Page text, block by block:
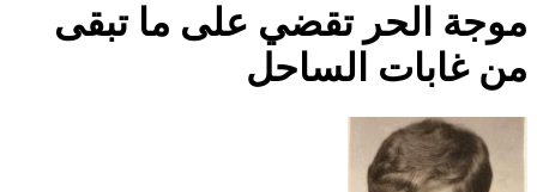
موجة الحر تقضي على ما تبقى
من غابات الساحل